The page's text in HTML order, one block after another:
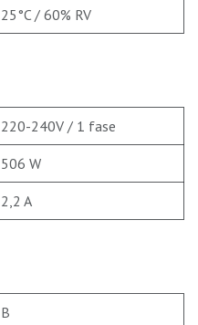
25°C / 60% RV
220-240V / 1 fase
506 W
2,2 A
B